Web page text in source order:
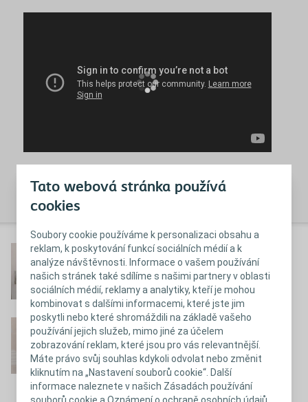
Tato webová stránka používá
cookies
Soubory cookie používáme k personalizaci obsahu a
reklam, k poskytování funkcí sociálních médií a k
analýze návštěvnosti. Informace o vašem používání
našich stránek také sdílíme s našimi partnery v oblasti
sociálních médií, reklamy a analytiky, kteří je mohou
kombinovat s dalšími informacemi, které jste jim
poskytli nebo které shromáždili na základě vašeho
používání jejich služeb, mimo jiné za účelem
zobrazování reklam, které jsou pro vás relevantnější.
Máte právo svůj souhlas kdykoli odvolat nebo změnit
kliknutím na „Nastavení souborů cookie“. Další
informace naleznete v našich Zásadách používání
Zavřít
SpeediCath®- návod pro
muže
Přehrát video
SpeediCath® - návod pro
ženy
Přehrát video